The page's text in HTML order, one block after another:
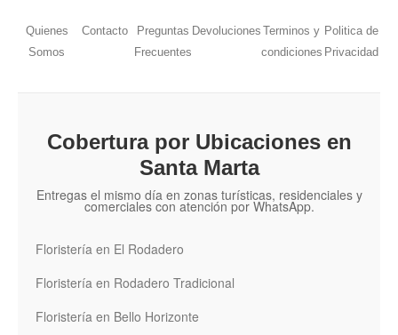
Quienes
Somos
Contacto
Preguntas
Frecuentes
Devoluciones Terminos y
condiciones
Politica de
Privacidad
Cobertura por Ubicaciones en
Santa Marta
Entregas el mismo día en zonas turísticas, residenciales y
comerciales con atención por WhatsApp.
Floristería en El Rodadero
Floristería en Rodadero Tradicional
Floristería en Bello Horizonte